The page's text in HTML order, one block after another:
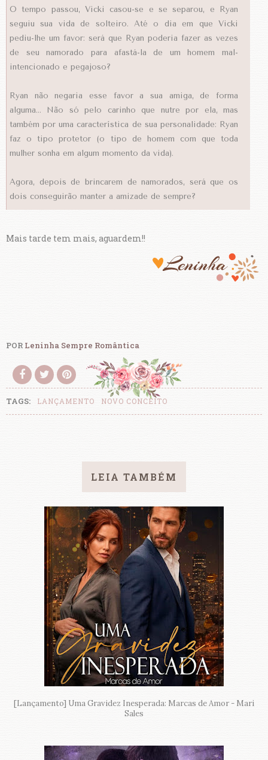
O tempo passou, Vicki casou-se e se separou, e Ryan
seguiu sua vida de solteiro. Até o dia em que Vicki
pediu-lhe um favor: será que Ryan poderia fazer as vezes
de seu namorado para afastá-la de um homem mal-
intencionado e pegajoso?
Ryan não negaria esse favor a sua amiga, de forma
alguma... Não só pelo carinho que nutre por ela, mas
também por uma característica de sua personalidade: Ryan
faz o tipo protetor (o tipo de homem com que toda
mulher sonha em algum momento da vida).
Agora, depois de brincarem de namorados, será que os
dois conseguirão manter a amizade de sempre?
Mais tarde tem mais, aguardem!!
POR Leninha Sempre Romântica
TAGS: LANÇAMENTO NOVO CONCEITO
LEIA TAMBÉM
[Lançamento] Uma Gravidez Inesperada: Marcas de Amor - Mari
Sales